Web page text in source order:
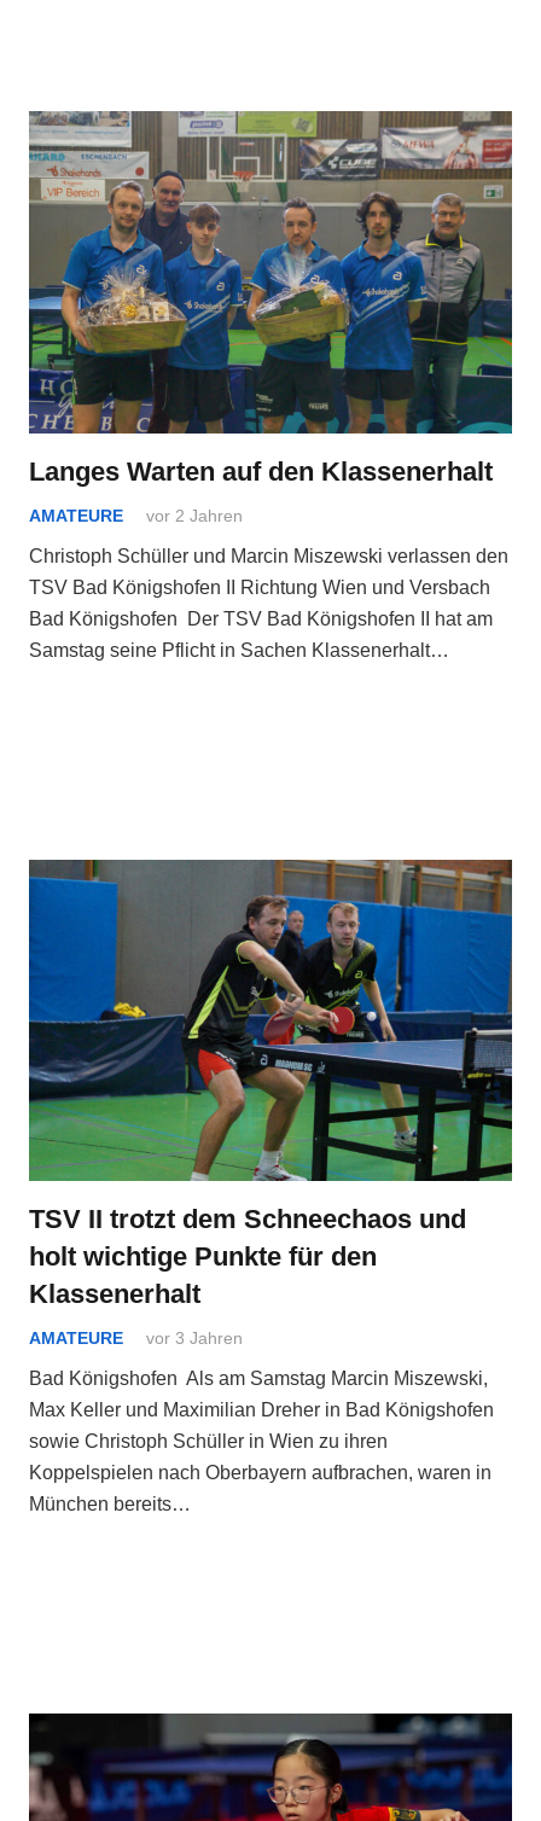
Langes Warten auf den Klassenerhalt
AMATEURE vor 2 Jahren
Christoph Schüller und Marcin Miszewski verlassen den
TSV Bad Königshofen II Richtung Wien und Versbach
Bad Königshofen Der TSV Bad Königshofen II hat am
Samstag seine Pflicht in Sachen Klassenerhalt…
TSV II trotzt dem Schneechaos und
holt wichtige Punkte für den
Klassenerhalt
AMATEURE vor 3 Jahren
Bad Königshofen Als am Samstag Marcin Miszewski,
Max Keller und Maximilian Dreher in Bad Königshofen
sowie Christoph Schüller in Wien zu ihren
Koppelspielen nach Oberbayern aufbrachen, waren in
München bereits…